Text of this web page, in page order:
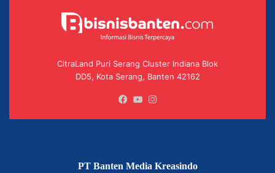
CitraLand Puri Serang Cluster Indiana Blok
DD5, Kota Serang, Banten 42162
Facebook
YouTube
PT Banten Media Kreasindo